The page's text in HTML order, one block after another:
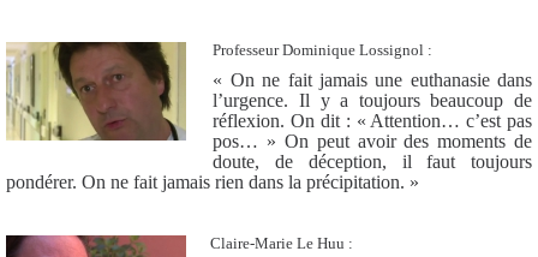
Professeur Dominique Lossignol :
« On ne fait jamais une euthanasie dans
l’urgence. Il y a toujours beaucoup de
réflexion. On dit : « Attention… c’est pas
pos… » On peut avoir des moments de
doute, de déception, il faut toujours
pondérer. On ne fait jamais rien dans la précipitation. »
Claire-Marie Le Huu :